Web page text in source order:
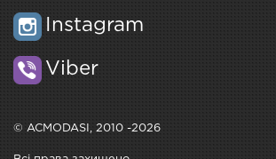
Instagram
Viber
© ACMODASI, 2010 -2026